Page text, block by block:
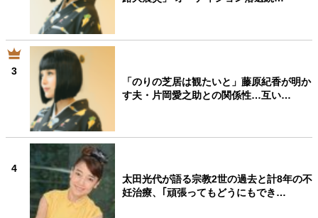
3
「のりの芝居は観たいと」藤原紀香が明か
す夫・片岡愛之助との関係性…互い…
4
太田光代が語る宗教2世の過去と計8年の不
妊治療、｢頑張ってもどうにもでき…